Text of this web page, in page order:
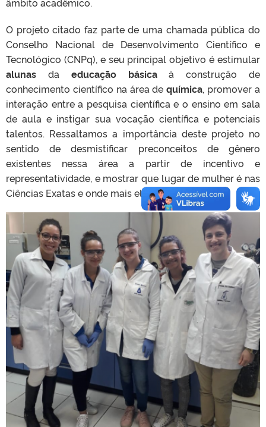
O projeto citado faz parte de uma chamada pública do
Conselho Nacional de Desenvolvimento Científico e
Tecnológico (CNPq), e seu principal objetivo é estimular
alunas da educação básicaà construção de
conhecimento científico na área dequímica, promover a
interação entre a pesquisa científica e o ensino em sala
de aula e instigar sua vocação científica e potenciais
talentos. Ressaltamos a importância deste projeto no
sentido de desmistificar preconceitos de gênero
existentes nessa área a partir de incentivo e
representatividade, e mostrar que lugar de mulher é nas
Ciências Exatas e onde mais ela quiser.